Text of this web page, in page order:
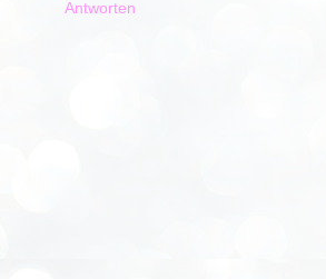
Antworten